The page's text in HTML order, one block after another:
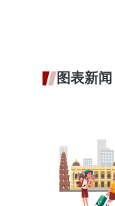
图表新闻